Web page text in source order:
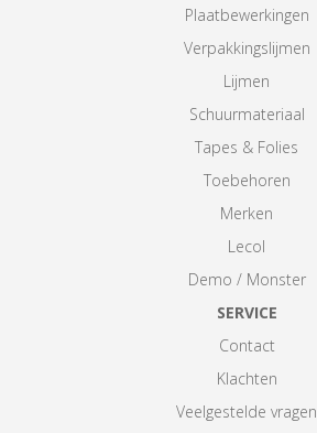
Plaatbewerkingen
Verpakkingslijmen
Lijmen
Schuurmateriaal
Tapes & Folies
Toebehoren
Merken
Lecol
Demo / Monster
SERVICE
Contact
Klachten
Veelgestelde vragen